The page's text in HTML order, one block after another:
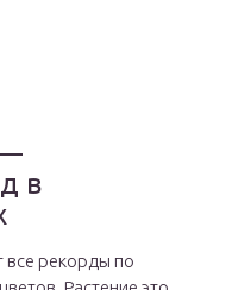
—
в
все рекорды по